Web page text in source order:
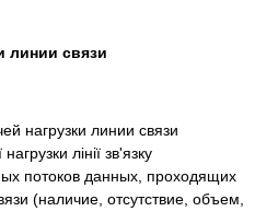
линии связи
нагрузки линии связи
лінії зв'язку
потоков данных, проходящих
(наличие, отсутствие, объем,